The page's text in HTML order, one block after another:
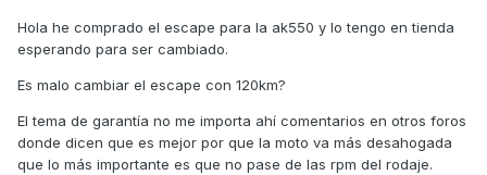
Hola he comprado el escape para la ak550 y lo tengo en tienda
esperando para ser cambiado.
Es malo cambiar el escape con 120km?
El tema de garantía no me importa ahí comentarios en otros foros
donde dicen que es mejor por que la moto va más desahogada
que lo más importante es que no pase de las rpm del rodaje.